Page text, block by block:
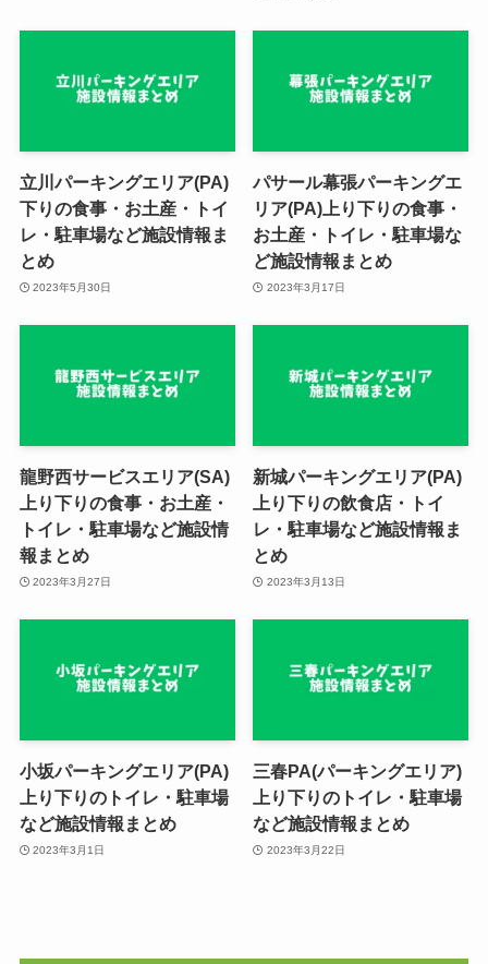
立川パーキングエリア(PA)
下りの食事・お土産・トイ
レ・駐車場など施設情報ま
とめ
2023年5月30日
パサール幕張パーキングエ
リア(PA)上り下りの食事・
お土産・トイレ・駐車場な
ど施設情報まとめ
2023年3月17日
龍野西サービスエリア(SA)
上り下りの食事・お土産・
トイレ・駐車場など施設情
報まとめ
2023年3月27日
新城パーキングエリア(PA)
上り下りの飲食店・トイ
レ・駐車場など施設情報ま
とめ
2023年3月13日
小坂パーキングエリア(PA)
上り下りのトイレ・駐車場
など施設情報まとめ
2023年3月1日
三春PA(パーキングエリア)
上り下りのトイレ・駐車場
など施設情報まとめ
2023年3月22日